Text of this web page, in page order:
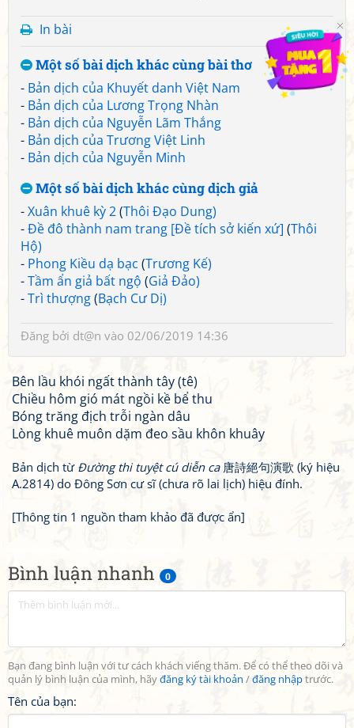
Bình luận nhanh 0
Bạn đang bình luận với tư cách khách viếng thăm. Để có thể theo dõi và
quản lý bình luận của mình, hãyđăng ký tài khoản /đăng nhậptrước.
Tên của bạn:
In bài
Một số bài dịch khác cùng bài thơ
- Bản dịch của Khuyết danh Việt Nam
- Bản dịch của Lương Trọng Nhàn
- Bản dịch của Nguyễn Lãm Thắng
- Bản dịch của Trương Việt Linh
- Bản dịch của Nguyễn Minh
Một số bài dịch khác cùng dịch giả
-Xuân khuê kỳ 2(Thôi Đạo Dung)
-Đề đô thành nam trang [Đề tích sở kiến xứ] (Thôi
Hộ)
- Phong Kiều dạ bạc (Trương Kế)
-Tầm ẩn giả bất ngộ (Giả Đảo)
-Trì thượng(Bạch Cư Dị)
Đăng bởi dt@n vào 02/06/2019 14:36
Bên lầu khói ngất thành tây (tê)
Chiều hôm gió mát ngồi kề bể thu
Bóng trăng địch trỗi ngàn dâu
Lòng khuê muôn dặm đeo sầu khôn khuây
Bản dịch từ Đường thi tuyệt cú diễn ca唐詩絕句演歌 (ký hiệu
A.2814) do Đông Sơn cư sĩ (chưa rõ lai lịch) hiệu đính.
[Thông tin 1 nguồn tham khảo đã được ẩn]